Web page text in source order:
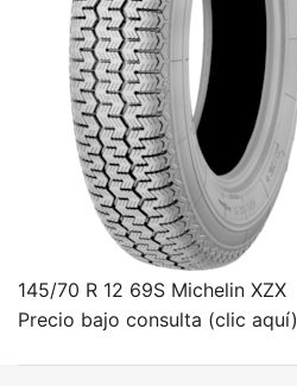
145/70 R 12 69S Michelin XZX
Precio bajo consulta (clic aquí)